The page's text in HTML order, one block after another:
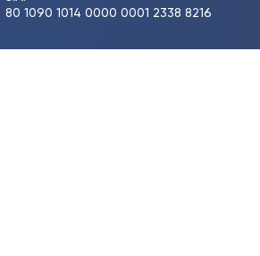
80 1090 1014 0000 0001 2338 8216